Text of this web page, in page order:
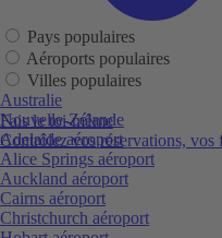
Fais le toi-même
Contrôlez vos réservations, vos
Pays populaires
Aéroports populaires
Villes populaires
Australie
Nouvelle-Zélande
Adelaide aéroport
Alice Springs aéroport
Auckland aéroport
Cairns aéroport
Christchurch aéroport